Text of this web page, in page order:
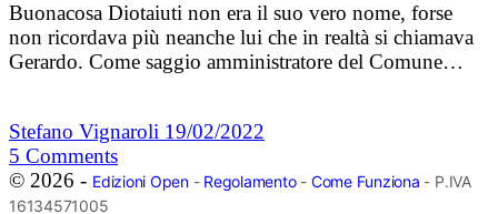
Buonacosa Diotaiuti non era il suo vero nome, forse
non ricordava più neanche lui che in realtà si chiamava
Gerardo. Come saggio amministratore del Comune…
Stefano Vignaroli 19/02/2022
5 Comments
© 2026 - Edizioni Open- Regolamento- Come Funziona - P.IVA
16134571005